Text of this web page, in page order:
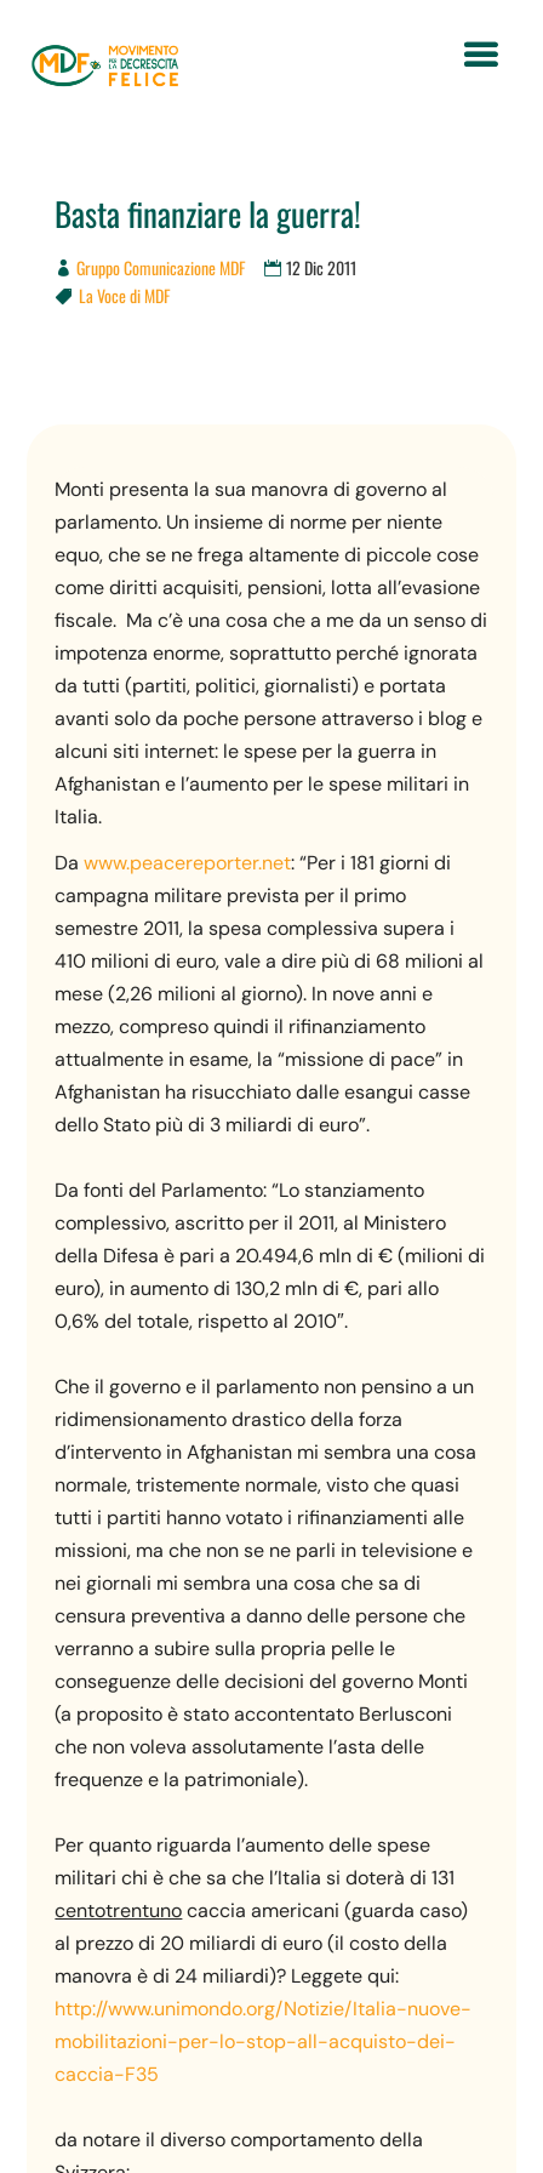
Basta finanziare la guerra!
Gruppo Comunicazione MDF 12 Dic 2011
 La Voce di MDF
Monti presenta la sua manovra di governo al
parlamento. Un insieme di norme per niente
equo, che se ne frega altamente di piccole cose
come diritti acquisiti, pensioni, lotta all’evasione
fiscale. Ma c’è una cosa che a me da un senso di
impotenza enorme, soprattutto perché ignorata
da tutti (partiti, politici, giornalisti) e portata
avanti solo da poche persone attraverso i blog e
alcuni siti internet: le spese per la guerra in
Afghanistan e l’aumento per le spese militari in
Italia.
Dawww.peacereporter.net: “Per i 181 giorni di
campagna militare prevista per il primo
semestre 2011, la spesa complessiva supera i
410 milioni di euro, vale a dire più di 68 milioni al
mese (2,26 milioni al giorno). In nove anni e
mezzo, compreso quindi il rifinanziamento
attualmente in esame, la “missione di pace” in
Afghanistan ha risucchiato dalle esangui casse
dello Stato più di 3 miliardi di euro”.
Da fonti del Parlamento: “Lo stanziamento
complessivo, ascritto per il 2011, al Ministero
della Difesa è pari a 20.494,6 mln di € (milioni di
euro), in aumento di 130,2 mln di €, pari allo
0,6% del totale, rispetto al 2010″.
Che il governo e il parlamento non pensino a un
ridimensionamento drastico della forza
d’intervento in Afghanistan mi sembra una cosa
normale, tristemente normale, visto che quasi
tutti i partiti hanno votato i rifinanziamenti alle
missioni, ma che non se ne parli in televisione e
nei giornali mi sembra una cosa che sa di
censura preventiva a danno delle persone che
verranno a subire sulla propria pelle le
conseguenze delle decisioni del governo Monti
(a proposito è stato accontentato Berlusconi
che non voleva assolutamente l’asta delle
frequenze e la patrimoniale).
Per quanto riguarda l’aumento delle spese
militari chi è che sa che l’Italia si doterà di 131
centotrentunocaccia americani (guarda caso)
al prezzo di 20 miliardi di euro (il costo della
manovra è di 24 miliardi)? Leggete qui:
http://www.unimondo.org/Notizie/Italia-nuove-
mobilitazioni-per-lo-stop-all-acquisto-dei-
caccia-F35
da notare il diverso comportamento della